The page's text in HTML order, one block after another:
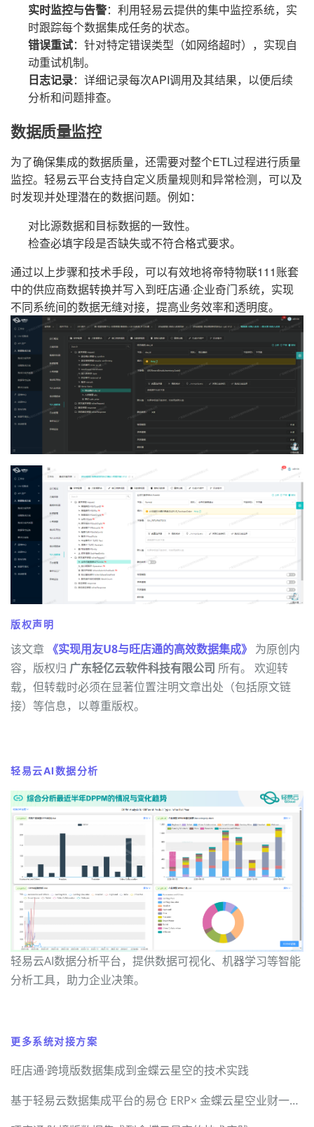
实时监控与告警：利用轻易云提供的集中监控系统，实
时跟踪每个数据集成任务的状态。
错误重试：针对特定错误类型（如网络超时），实现自
动重试机制。
日志记录：详细记录每次API调用及其结果，以便后续
分析和问题排查。
数据质量监控
为了确保集成的数据质量，还需要对整个ETL过程进行质量
监控。轻易云平台支持自定义质量规则和异常检测，可以及
时发现并处理潜在的数据问题。例如：
对比源数据和目标数据的一致性。
检查必填字段是否缺失或不符合格式要求。
通过以上步骤和技术手段，可以有效地将帝特物联111账套
中的供应商数据转换并写入到旺店通·企业奇门系统，实现
不同系统间的数据无缝对接，提高业务效率和透明度。
版权声明
该文章 《实现用友U8与旺店通的高效数据集成》 为原创内
容，版权归 广东轻亿云软件科技有限公司 所有。 欢迎转
载，但转载时必须在显著位置注明文章出处（包括原文链
接）等信息，以尊重版权。
轻易云AI数据分析
轻易云AI数据分析平台，提供数据可视化、机器学习等智能
分析工具，助力企业决策。
更多系统对接方案
旺店通·跨境版数据集成到金蝶云星空的技术实践
基于轻易云数据集成平台的易仓 ERP× 金蝶云星空业财一体化全链路打通解决方案